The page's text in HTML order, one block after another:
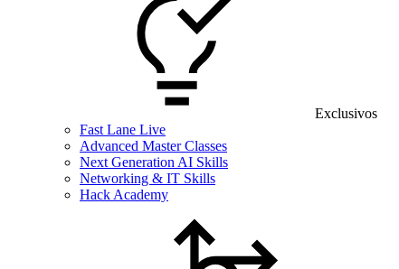
Exclusivos
Fast Lane Live
Advanced Master Classes
Next Generation AI Skills
Networking & IT Skills
Hack Academy